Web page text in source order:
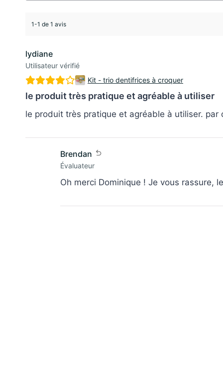
1-1 de 1 avis
lydiane
Utilisateur vérifié
Kit - trio dentifrices à croquer
le produit très pratique et agréable à utiliser
le produit très pratique et agréable à utiliser.
Brendan
Évaluateur
Oh merci Dominique ! Je vous rassure,